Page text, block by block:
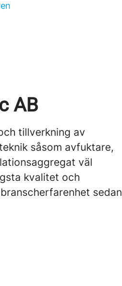
AB
tillverkning av
såsom avfuktare,
väl
kvalitet och
sedan